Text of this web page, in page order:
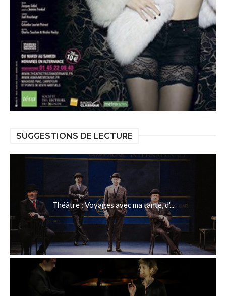
SUGGESTIONS DE LECTURE
Théâtre : Voyages avec ma tante, d'...